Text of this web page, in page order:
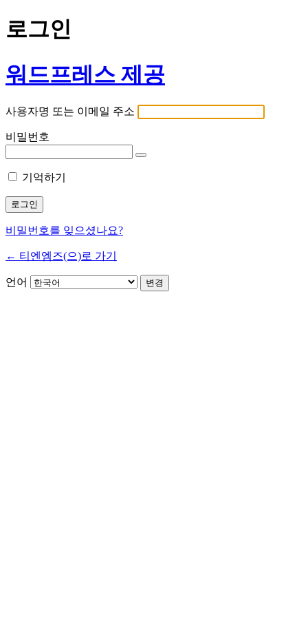
로그인
워드프레스 제공
사용자명 또는 이메일 주소
비밀번호
기억하기
비밀번호를 잊으셨나요?
← 티엔엠즈(으)로 가기
언어